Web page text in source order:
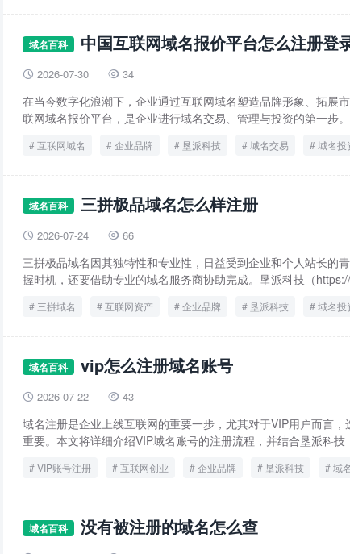
域名百科 中国互联网域名报价平台怎么注册登
 2026-07-30  34
在当今数字化浪潮下，企业通过互联网域名塑造品牌形象、拓展
联网域名报价平台，是企业进行域名交易、管理与投资的第一步
互联网域名 企业品牌 垦派科技 域名交易 域名投
域名百科 三拼极品域名怎么样注册
 2026-07-24  66
三拼极品域名因其独特性和专业性，日益受到企业和个人站长的
握时机，还要借助专业的域名服务商协助完成。垦派科技（
三拼域名 互联网资产 企业品牌 垦派科技 域名投
域名百科 vip怎么注册域名账号
 2026-07-22  43
域名注册是企业上线互联网的重要一步，尤其对于VIP用户而言
重要。本文将详细介绍VIP域名账号的注册流程，并结合垦派科技
VIP账号注册 互联网创业 企业品牌 垦派科技 域
域名百科 没有被注册的域名怎么查